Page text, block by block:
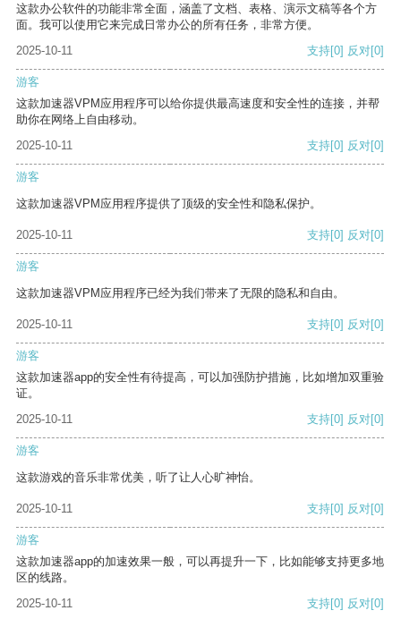
这款办公软件的功能非常全面，涵盖了文档、表格、演示文稿等各个方
面。我可以使用它来完成日常办公的所有任务，非常方便。
2025-10-11
支持[0] 反对[0]
游客
这款加速器VPM应用程序可以给你提供最高速度和安全性的连接，并帮
助你在网络上自由移动。
2025-10-11
支持[0] 反对[0]
游客
这款加速器VPM应用程序提供了顶级的安全性和隐私保护。
2025-10-11 支持[0] 反对[0]
游客
这款加速器VPM应用程序已经为我们带来了无限的隐私和自由。
2025-10-11 支持[0] 反对[0]
游客
这款加速器app的安全性有待提高，可以加强防护措施，比如增加双重验
证。
2025-10-11
支持[0] 反对[0]
游客
这款游戏的音乐非常优美，听了让人心旷神怡。
2025-10-11 支持[0] 反对[0]
游客
这款加速器app的加速效果一般，可以再提升一下，比如能够支持更多地
区的线路。
2025-10-11
支持[0] 反对[0]